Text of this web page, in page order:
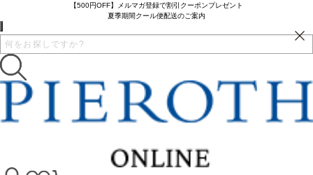
【500円OFF】メルマガ登録で割引クーポンプレゼント
夏季期間クール便配送のご案内